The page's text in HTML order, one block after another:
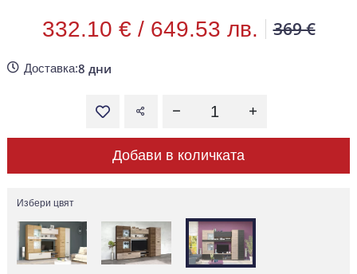
332.10 € / 649.53 лв. 369 €
Доставка:8 дни
Добави в количката
Избери цвят